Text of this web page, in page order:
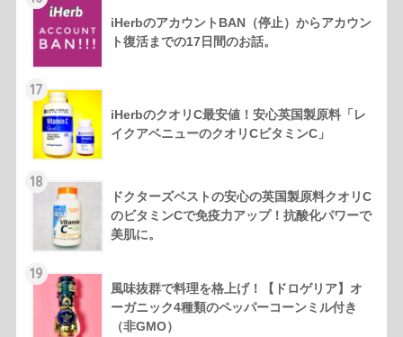
iHerbのアカウントBAN（停止）からアカウン
ト復活までの17日間のお話。
17
iHerbのクオリC最安値！安心英国製原料「レ
イクアベニューのクオリCビタミンC」
18
ドクターズベストの安心の英国製原料クオリC
のビタミンCで免疫力アップ！抗酸化パワーで
美肌に。
19
風味抜群で料理を格上げ！【ドロゲリア】オ
ーガニック4種類のペッパーコーンミル付き
（非GMO）